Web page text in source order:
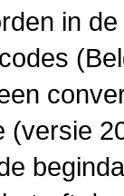
in
(versie